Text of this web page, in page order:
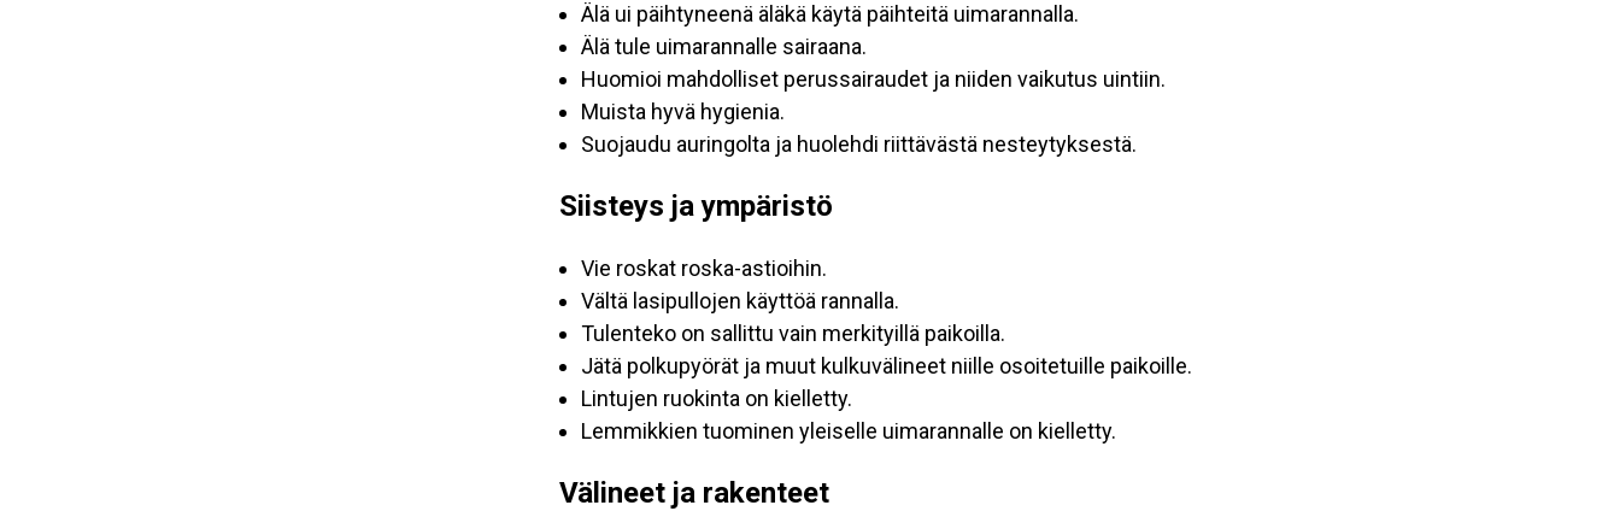
Älä ui päihtyneenä äläkä käytä päihteitä uimarannalla.
Älä tule uimarannalle sairaana.
Huomioi mahdolliset perussairaudet ja niiden vaikutus uintiin.
Muista hyvä hygienia.
Suojaudu auringolta ja huolehdi riittävästä nesteytyksestä.
Siisteys ja ympäristö
Vie roskat roska-astioihin.
Vältä lasipullojen käyttöä rannalla.
Tulenteko on sallittu vain merkityillä paikoilla.
Jätä polkupyörät ja muut kulkuvälineet niille osoitetuille paikoille.
Lintujen ruokinta on kielletty.
Lemmikkien tuominen yleiselle uimarannalle on kielletty.
Välineet ja rakenteet